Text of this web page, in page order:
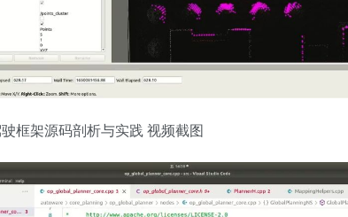
框架源码剖析与实践 视频截图